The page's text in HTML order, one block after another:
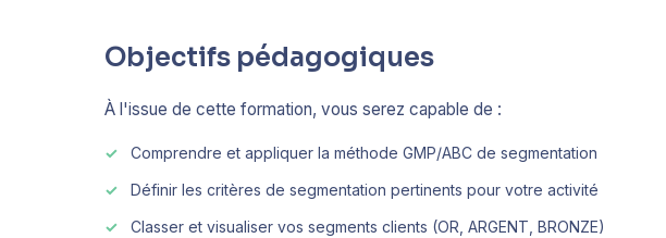
Objectifs pédagogiques
À l'issue de cette formation, vous serez capable de :
Comprendre et appliquer la méthode GMP/ABC de segmentation
Définir les critères de segmentation pertinents pour votre activité
Classer et visualiser vos segments clients (OR, ARGENT, BRONZE)